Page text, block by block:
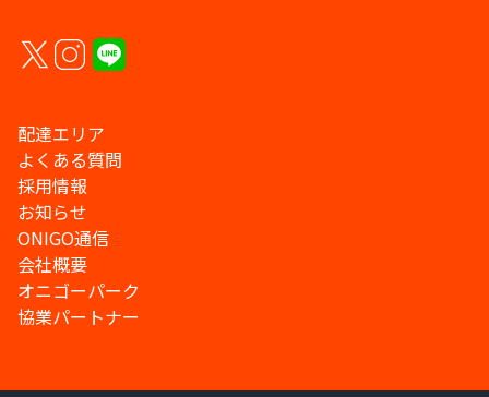
配達エリア
よくある質問
採用情報
お知らせ
ONIGO通信
会社概要
オニゴーパーク
協業パートナー